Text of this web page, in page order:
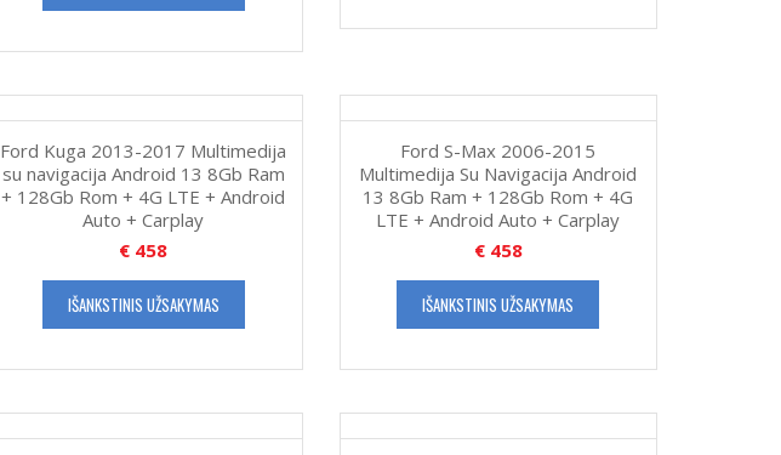
Ford Kuga 2013-2017 Multimedija
su navigacija Android 13 8Gb Ram
+ 128Gb Rom + 4G LTE + Android
Auto + Carplay
€ 458
IŠANKSTINIS UŽSAKYMAS
Ford S-Max 2006-2015
Multimedija Su Navigacija Android
13 8Gb Ram + 128Gb Rom + 4G
LTE + Android Auto + Carplay
€458
IŠANKSTINIS UŽSAKYMAS